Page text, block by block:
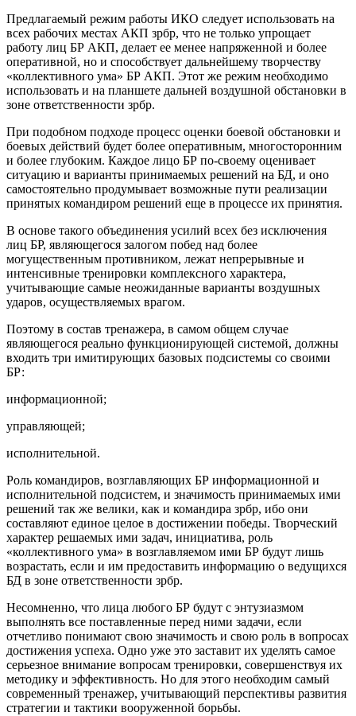
Предлагаемый режим работы ИКО следует использовать на
всех рабочих местах АКП зрбр, что не только упрощает
работу лиц БР АКП, делает ее менее напряженной и более
оперативной, но и способствует дальнейшему творчеству
«коллективного ума» БР АКП. Этот же режим необходимо
использовать и на планшете дальней воздушной обстановки в
зоне ответственности зрбр.
При подобном подходе процесс оценки боевой обстановки и
боевых действий будет более оперативным, многосторонним
и более глубоким. Каждое лицо БР по-своему оценивает
ситуацию и варианты принимаемых решений на БД, и оно
самостоятельно продумывает возможные пути реализации
принятых командиром решений еще в процессе их принятия.
В основе такого объединения усилий всех без исключения
лиц БР, являющегося залогом побед над более
могущественным противником, лежат непрерывные и
интенсивные тренировки комплексного характера,
учитывающие самые неожиданные варианты воздушных
ударов, осуществляемых врагом.
Поэтому в состав тренажера, в самом общем случае
являющегося реально функционирующей системой, должны
входить три имитирующих базовых подсистемы со своими
БР:
информационной;
управляющей;
исполнительной.
Роль командиров, возглавляющих БР информационной и
исполнительной подсистем, и значимость принимаемых ими
решений так же велики, как и командира зрбр, ибо они
составляют единое целое в достижении победы. Творческий
характер решаемых ими задач, инициатива, роль
«коллективного ума» в возглавляемом ими БР будут лишь
возрастать, если и им предоставить информацию о ведущихся
БД в зоне ответственности зрбр.
Несомненно, что лица любого БР будут с энтузиазмом
выполнять все поставленные перед ними задачи, если
отчетливо понимают свою значимость и свою роль в вопросах
достижения успеха. Одно уже это заставит их уделять самое
серьезное внимание вопросам тренировки, совершенствуя их
методику и эффективность. Но для этого необходим самый
современный тренажер, учитывающий перспективы развития
стратегии и тактики вооруженной борьбы.